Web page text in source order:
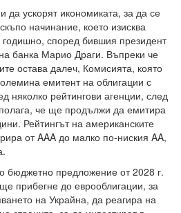
ускорят икономиката, за да се
начинание, което изисква
според бившия президент
банка Марио Драги. Въпреки че
остава далеч, Комисията, която
емитент на облигации с
няколко рейтингови агенции, след
че ще продължи да емитира
Рейтингът на американските
от AAA до малко по-ниския AA,
бюджетно предложение от 2028 г.
прибегне до еврооблигации, за
на Украйна, да реагира на